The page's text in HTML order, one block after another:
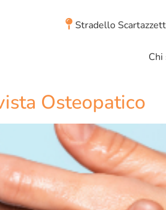
Stradello
Chi
Osteopatico